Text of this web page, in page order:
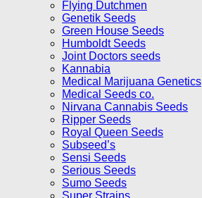
Flying Dutchmen
Genetik Seeds
Green House Seeds
Humboldt Seeds
Joint Doctors seeds
Kannabia
Medical Marijuana Genetics
Medical Seeds co.
Nirvana Cannabis Seeds
Ripper Seeds
Royal Queen Seeds
Subseed’s
Sensi Seeds
Serious Seeds
Sumo Seeds